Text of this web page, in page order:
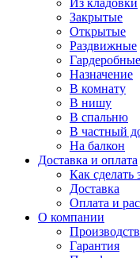
Из кладовки
Закрытые
Открытые
Раздвижные
Назначение
В комнату
В нишу
В спальню
В частный
На балкон
Доставка и оплата
Как сделать
Доставка
Оплата и
О компании
Гарантия